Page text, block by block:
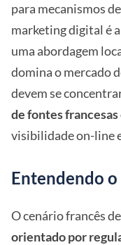
para mecanismos
marketing digital é
uma abordagem
domina o mercado
devem se
de fontes
visibilidade on-line
Entendendo o
O cenário francês
orientado por